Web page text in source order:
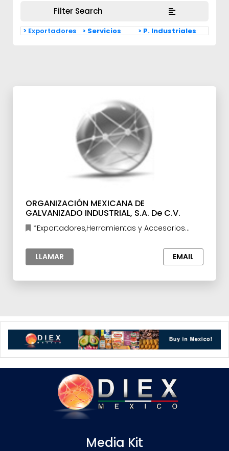
Filter Search
> Exportadores > Servicios > P. Industriales
ORGANIZACIÓN MEXICANA DE
GALVANIZADO INDUSTRIAL, S.A. De C.V.
*Exportadores,Herramientas y Accesorios
LLAMAR
EMAIL
Media Kit